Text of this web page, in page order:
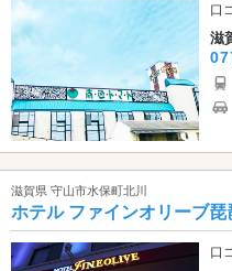
口
滋
滋賀県 守山市水保町北川
ホテル ファインオリーブ琵
口